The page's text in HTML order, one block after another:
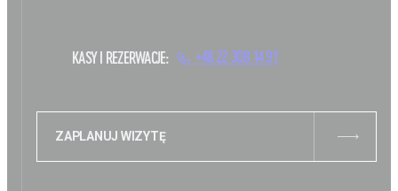
KASY I REZERWACJE: +48 22 308 14 91
ZAPLANUJ WIZYTĘ